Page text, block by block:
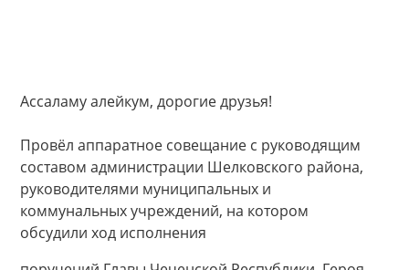
Ассаламу алейкум, дорогие друзья!
Провёл аппаратное совещание с руководящим
составом администрации Шелковского района,
руководителями муниципальных и
коммунальных учреждений, на котором
обсудили ход исполнения